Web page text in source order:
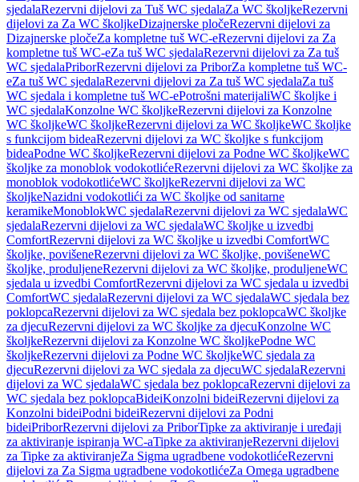
sjedalaRezervni dijelovi za Tuš WC sjedalaZa WC školjkeRezervni
dijelovi za Za WC školjkeDizajnerske pločeRezervni dijelovi za
Dizajnerske pločeZa kompletne tuš WC-eRezervni dijelovi za Za
kompletne tuš WC-eZa tuš WC sjedalaRezervni dijelovi za Za tuš
WC sjedalaPriborRezervni dijelovi za PriborZa kompletne tuš WC-
eZa tuš WC sjedalaRezervni dijelovi za Za tuš WC sjedalaZa tuš
WC sjedala i kompletne tuš WC-ePotrošni materijaliWC školjke i
WC sjedalaKonzolne WC školjkeRezervni dijelovi za Konzolne
WC školjkeWC školjkeRezervni dijelovi za WC školjkeWC školjke
s funkcijom bideaRezervni dijelovi za WC školjke s funkcijom
bideaPodne WC školjkeRezervni dijelovi za Podne WC školjkeWC
školjke za monoblok vodokotlićeRezervni dijelovi za WC školjke za
monoblok vodokotlićeWC školjkeRezervni dijelovi za WC
školjkeNazidni vodokotlići za WC školjke od sanitarne
keramikeMonoblokWC sjedalaRezervni dijelovi za WC sjedalaWC
sjedalaRezervni dijelovi za WC sjedalaWC školjke u izvedbi
ComfortRezervni dijelovi za WC školjke u izvedbi ComfortWC
školjke, povišeneRezervni dijelovi za WC školjke, povišeneWC
školjke, produljeneRezervni dijelovi za WC školjke, produljeneWC
sjedala u izvedbi ComfortRezervni dijelovi za WC sjedala u izvedbi
ComfortWC sjedalaRezervni dijelovi za WC sjedalaWC sjedala bez
poklopcaRezervni dijelovi za WC sjedala bez poklopcaWC školjke
za djecuRezervni dijelovi za WC školjke za djecuKonzolne WC
školjkeRezervni dijelovi za Konzolne WC školjkePodne WC
školjkeRezervni dijelovi za Podne WC školjkeWC sjedala za
djecuRezervni dijelovi za WC sjedala za djecuWC sjedalaRezervni
dijelovi za WC sjedalaWC sjedala bez poklopcaRezervni dijelovi za
WC sjedala bez poklopcaBideiKonzolni bideiRezervni dijelovi za
Konzolni bideiPodni bideiRezervni dijelovi za Podni
bideiPriborRezervni dijelovi za PriborTipke za aktiviranje i uređaji
za aktiviranje ispiranja WC-aTipke za aktiviranjeRezervni dijelovi
za Tipke za aktiviranjeZa Sigma ugradbene vodokotlićeRezervni
dijelovi za Za Sigma ugradbene vodokotlićeZa Omega ugradbene